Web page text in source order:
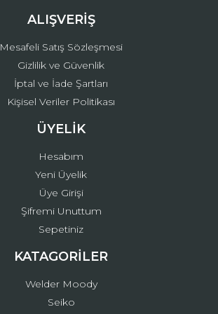
ALIŞVERİŞ
Mesafeli Satış Sözleşmesi
Gizlilik ve Güvenlik
İptal ve İade Şartları
Kişisel Veriler Politikası
ÜYELİK
Hesabım
Yeni Üyelik
Üye Girişi
Şifremi Unuttum
Sepetiniz
KATAGORİLER
Welder Moody
Seiko